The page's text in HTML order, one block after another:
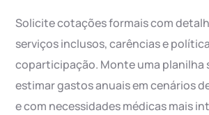
Solicite cotações formais com
serviços inclusos, carências e
coparticipação. Monte uma planilha
estimar gastos anuais em cenários
e com necessidades médicas mais